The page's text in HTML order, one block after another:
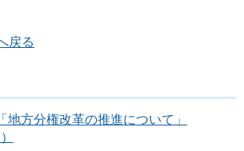
戻る
方分権改革の推進について」